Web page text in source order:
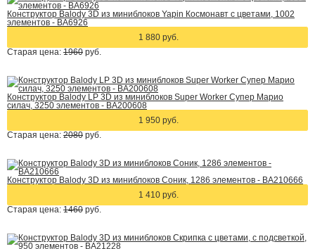
Конструктор Balody 3D из миниблоков Yapin Космонавт с цветами, 1002
элементов - BA6926
1 880 руб.
Старая цена: 1960 руб.
Конструктор Balody LP 3D из миниблоков Super Worker Супер Марио
силач, 3250 элементов - BA200608
1 950 руб.
Старая цена: 2080 руб.
Конструктор Balody 3D из миниблоков Соник, 1286 элементов - BA210666
1 410 руб.
Старая цена: 1460 руб.